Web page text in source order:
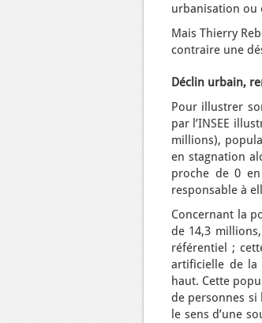
urbanisation ou
Mais Thierry
contraire une
Déclin urbain,
Pour illustrer
par l’INSEE
millions),
en stagnation
proche de 0
responsable à
Concernant la
de 14,3
référentiel ;
artificielle de la
haut. Cette
de personnes si
le sens d’une